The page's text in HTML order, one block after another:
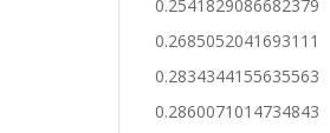
0.2541829086682379
0.2685052041693111
0.2834344155635563
0.2860071014734843